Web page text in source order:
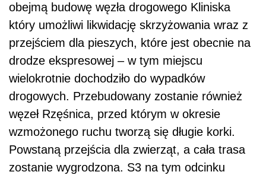
obejmą budowę węzła drogowego Kliniska
który umożliwi likwidację skrzyżowania wraz z
przejściem dla pieszych, które jest obecnie na
drodze ekspresowej – w tym miejscu
wielokrotnie dochodziło do wypadków
drogowych. Przebudowany zostanie również
węzeł Rzęśnica, przed którym w okresie
wzmożonego ruchu tworzą się długie korki.
Powstaną przejścia dla zwierząt, a cała trasa
zostanie wygrodzona. S3 na tym odcinku